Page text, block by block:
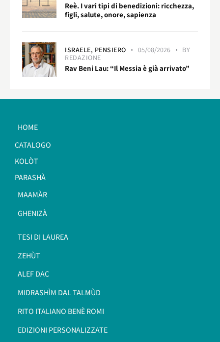
Reè. I vari tipi di benedizioni: ricchezza,
figli, salute, onore, sapienza
ISRAELE, PENSIERO 05/08/2026
BY
REDAZIONE
Rav Beni Lau: “Il Messia è già arrivato”
HOME
CATALOGO
KOLÒT
PARASHÀ
MAAMÀR
GHENIZÀ
TESI DI LAUREA
ZEHÙT
ALEF DAC
MIDRASHÌM DAL TALMÙD
RITO ITALIANO BENÈ ROMI​
EDIZIONI PERSONALIZZATE